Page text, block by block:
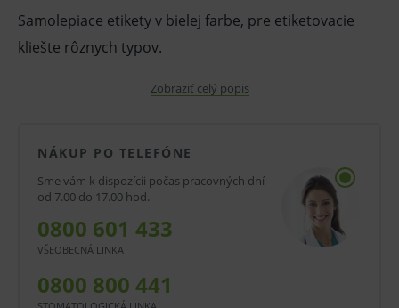
Samolepiace etikety v bielej farbe, pre etiketovacie
kliešte rôznych typov.
V prípade porušenia zapečateného obalu tohto
zmluvy v lehote 14 dní.
Zobraziť celý popis
NÁKUP PO TELEFÓNE
Sme vám k dispozícii počas pracovných dní
od 7.00 do 17.00 hod.
0800 601 433
VŠEOBECNÁ LINKA
0800 800 441